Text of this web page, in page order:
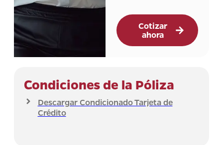
Cotizar
ahora
Condiciones de la Póliza
Descargar Condicionado Tarjeta de
Crédito